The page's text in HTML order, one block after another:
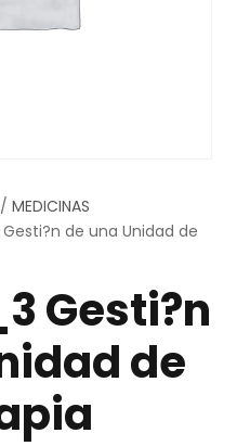
/ MEDICINAS
de una Unidad de
Gesti?n
de